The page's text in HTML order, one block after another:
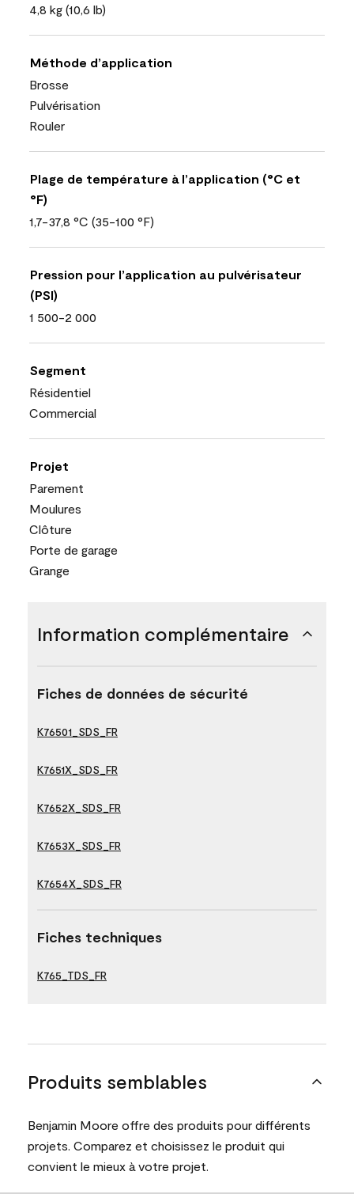
4,8 kg (10,6 lb)
Méthode d’application
Brosse
Pulvérisation
Rouler
Plage de température à l’application (°C et
°F)
1,7-37,8 °C (35-100 °F)
Pression pour l’application au pulvérisateur
(PSI)
1 500-2 000
Segment
Résidentiel
Commercial
Projet
Parement
Moulures
Clôture
Porte de garage
Grange
Information complémentaire
Fiches de données de sécurité
K76501_SDS_FR
K7651X_SDS_FR
K7652X_SDS_FR
K7653X_SDS_FR
K7654X_SDS_FR
Fiches techniques
K765_TDS_FR
Produits semblables
Benjamin Moore offre des produits pour différents
projets. Comparez et choisissez le produit qui
convient le mieux à votre projet.